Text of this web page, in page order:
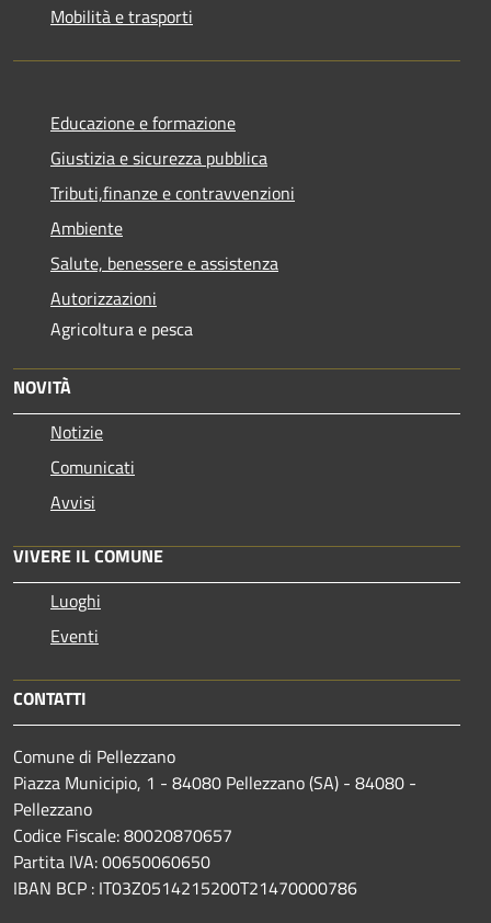
Mobilità e trasporti
Educazione e formazione
Giustizia e sicurezza pubblica
Tributi,finanze e contravvenzioni
Ambiente
Salute, benessere e assistenza
Autorizzazioni
Agricoltura e pesca
NOVITÀ
Notizie
Comunicati
Avvisi
VIVERE IL COMUNE
Luoghi
Eventi
CONTATTI
Comune di Pellezzano
Piazza Municipio, 1 - 84080 Pellezzano (SA) - 84080 -
Pellezzano
Codice Fiscale: 80020870657
Partita IVA: 00650060650
IBAN BCP : IT03Z0514215200T21470000786